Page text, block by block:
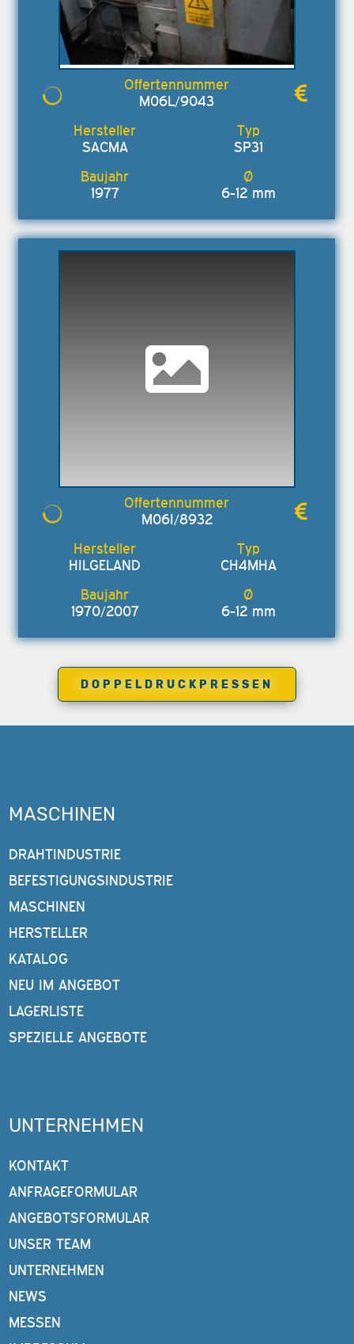
M06L/9043
SACMA SP31
1977 6-12 mm
M06I/8932
HILGELAND CH4MHA
1970/2007 6-12 mm
DOPPELDRUCKPRESSEN
MASCHINEN
DRAHTINDUSTRIE
BEFESTIGUNGSINDUSTRIE
MASCHINEN
HERSTELLER
KATALOG
NEU IM ANGEBOT
LAGERLISTE
SPEZIELLE ANGEBOTE
UNTERNEHMEN
KONTAKT
ANFRAGEFORMULAR
ANGEBOTSFORMULAR
UNSER TEAM
UNTERNEHMEN
NEWS
MESSEN